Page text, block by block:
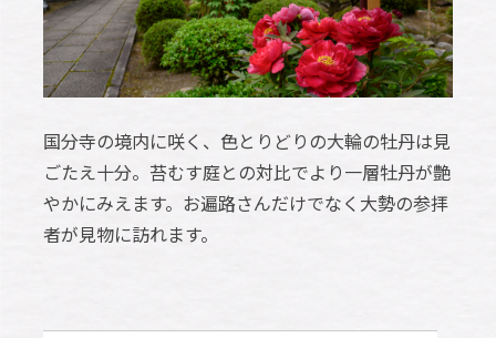
国分寺の境内に咲く、色とりどりの大輪の牡丹は見
ごたえ十分。苔むす庭との対比でより一層牡丹が艶
やかにみえます。お遍路さんだけでなく大勢の参拝
者が見物に訪れます。